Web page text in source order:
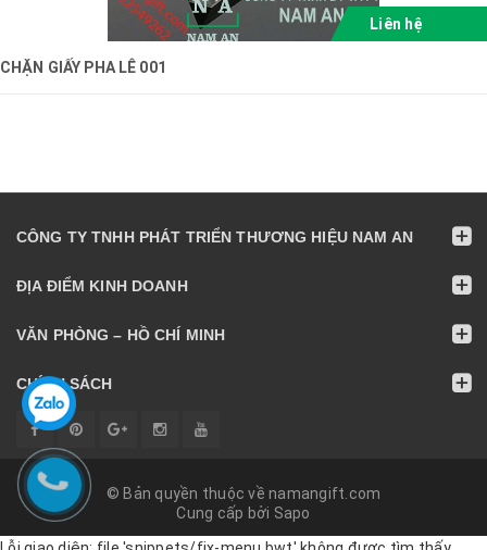
Liên hệ
CHẶN GIẤY PHA LÊ 001
CÔNG TY TNHH PHÁT TRIỂN THƯƠNG HIỆU NAM AN
ĐỊA ĐIỂM KINH DOANH
VĂN PHÒNG – HỒ CHÍ MINH
CHÍNH SÁCH
© Bản quyền thuộc về namangift.com
Cung cấp bởi Sapo